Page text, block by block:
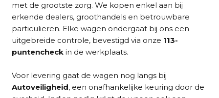
met de grootste zorg. We kopen enkel aan bij
erkende dealers, groothandels en betrouwbare
particulieren. Elke wagen ondergaat bij ons een
uitgebreide controle, bevestigd via onze 113-
puntencheck in de werkplaats.
Voor levering gaat de wagen nog langs bij
Autoveiligheid, een onafhankelijke keuring door de